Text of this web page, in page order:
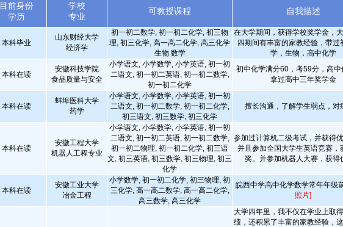
目前身份
学历
学校
专业
可教授课程 自我描述
本科毕业
山东财经大学
经济学
初一初二数学, 初一初二化学, 初三物
理, 初三化学, 高一高二化学, 高三化学
生物 数学
在大学期间，获得学校奖学金，
四期间有丰富的家教经验，带过
学，生物，高中化学
本科在读
安徽科技学院
食品质量与安全
小学语文, 小学数学, 小学英语, 初一初
二语文, 初一初二英语, 初一初二数学,
初一初二化学
初中化学满分60，考59分，高中
拿过高中三年奖学金
本科在读
蚌埠医科大学
药学
小学语文, 小学数学, 小学英语, 初一初
二语文, 初一初二数学, 初一初二化学,
初三语文, 初三数学, 初三化学
擅长沟通，了解学生弱点，对
本科在读
安徽工程大学
机器人工程专业
小学语文, 小学数学, 小学英语, 初一初
二语文, 初一初二英语, 初一初二数学,
初一初二物理, 初一初二化学, 初三语
文, 初三英语, 初三数学, 初三物理, 初三
化学
参加过计算机二级考试，并获得
并且参加全国大学生英语竞赛，
奖。并参加机器人大赛，获得
本科在读
安徽工业大学
冶金工程
小学数学, 初一初二化学, 初三物理, 初
三化学, 高一高二数学, 高一高二化学,
高三数学, 高三化学
皖西中学高中化学数学常年年级
照片]
大学四年里，我不仅在学业上取
绩，还积累了丰富的家教经验，